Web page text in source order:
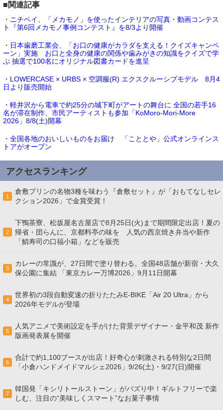
■関連記事
・ニチベイ、「メカモノ」を使ったインテリアの写真・動画コンテス
ト『第6回メカモノ事例コンテスト』を8/3より開催
・日本歯磨工業会、「お口の健康がカラダを支える！クイズキャンペ
ーン」実施 お口と全身の健康の関係や歯みがきの知識をクイズで学
ぶ 抽選で100名にオリジナル図書カードを進呈
・LOWERCASE × URBS × 空調服(R) エクスクルーシブモデル 8月4
日より販売開始
・軽井沢から電車で約25分の城下町がアートの舞台に 全国の若手16
名が滞在制作、市民アーティストも参加「KoMoro-Mori-More
2026」8/8(土)開幕
・全国各地のおいしいものをお届け 「こととや」公式オンラインス
トアがオープン
アクセスランキング
1
倉敷プリンの名物3種を味わう『倉敷セット』が「おもてなしセレ
クション2026」で金賞受賞！
2
下鴨茶寮、松坂屋名古屋店で8月25日(火)まで期間限定出店！夏の
帰省・団らんに、京都料亭の味を 人気の西京焼き弁当や新作
「鯖寿司の口福小箱」などを販売
3
カレーの常識が、27日間で塗り替わる。全国48店舗が新宿・大久
保公園に集結 「東京カレー万博2026」9月11日開幕
4
世界初の3段自動変速の折りたたみE-BIKE「Air 20 Ultra」から
2026年モデルが登場
5
人気アニメで美術設定を手がけた背景デザイナー・金平和茂 新作
版画発表展を開催
6
合計で約1,100ブースが出店！好奇心が刺激される特別な2日間
「小倉ハンドメイドマルシェ2026」9/26(土)・9/27(日)開催
7
韓国発「キシリトールストーン」がバズり中！ギルトフリーで楽
しむ、注目の“美味しくスマート”なお菓子事情